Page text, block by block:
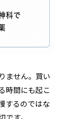
ません。買い
時間にも起こ
するのではな